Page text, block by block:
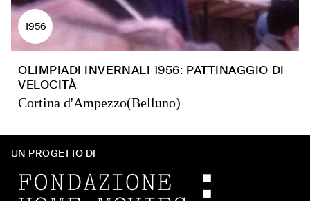
1956
OLIMPIADI INVERNALI 1956: PATTINAGGIO DI
VELOCITÀ
Cortina d'Ampezzo(Belluno)
UN PROGETTO DI